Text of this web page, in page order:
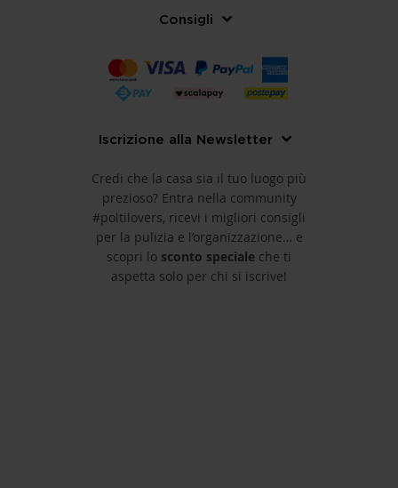
Consigli
Iscrizione alla Newsletter
Credi che la casa sia il tuo luogo più
prezioso? Entra nella community
#poltilovers, ricevi i migliori consigli
per la pulizia e l’organizzazione… e
scopri lo sconto speciale che ti
aspetta solo per chi si iscrive!